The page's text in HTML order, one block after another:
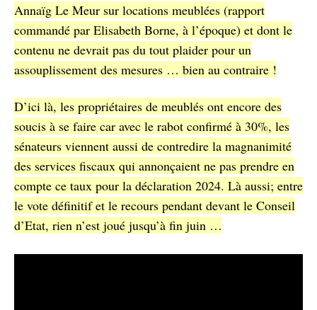
Annaïg Le Meur sur locations meublées (rapport
commandé par Elisabeth Borne, à l’époque) et dont le
contenu ne devrait pas du tout plaider pour un
assouplissement des mesures … bien au contraire !
D’ici là, les propriétaires de meublés ont encore des
soucis à se faire car avec le rabot confirmé à 30%, les
sénateurs viennent aussi de contredire la magnanimité
des services fiscaux qui annonçaient ne pas prendre en
compte ce taux pour la déclaration 2024. Là aussi; entre
le vote définitif et le recours pendant devant le Conseil
d’Etat, rien n’est joué jusqu’à fin juin …